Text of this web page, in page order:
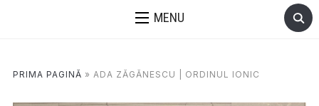
MENU
PRIMA PAGINĂ » ADA ZĂGĂNESCU | ORDINUL IONIC